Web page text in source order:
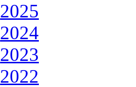
2025
2024
2023
2022